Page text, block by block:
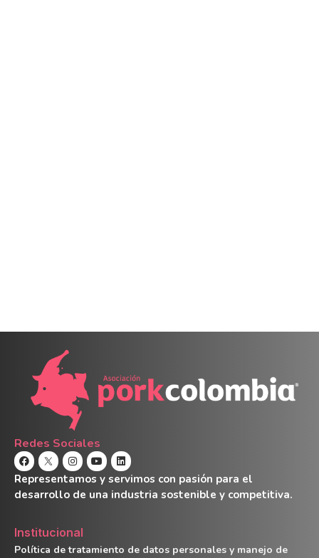
Redes Sociales
Representamos y servimos con pasión para el
desarrollo de una industria sostenible y competitiva.
Institucional
Política de tratamiento de datos personales y manejo de